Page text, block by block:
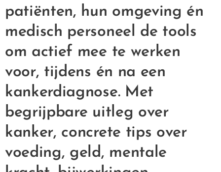
patiënten, hun omgeving én
medisch personeel de tools
om actief mee te werken
voor, tijdens én na een
kankerdiagnose. Met
begrijpbare uitleg over
kanker, concrete tips over
voeding, geld, mentale